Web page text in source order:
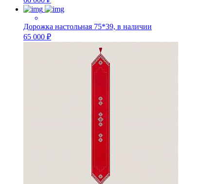
Дорожка настольная 75*39, в наличии
65 000 ₽